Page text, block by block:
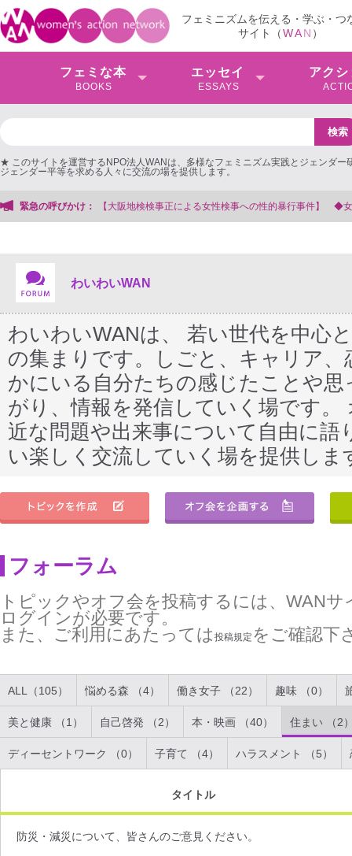
フェミニズムを伝える・学ぶ・つ
サイト（WAN ）
フェミな本
BOOKS
エッセイ
ESSAYS
アクシ
★ このサイトを運営するNPO法人WANは、多様なフェミニズム実践とジェンダー
ジェンダー平等を求める人々に交流の場を提供します。
緊急の呼びかけ：
】 ◆女性検事を支援する会事務局
わいわいWAN
わいわいWANは、 若い世代を中心
の集まりです。しごと、キャリア
かにいる自分たちの感じたことや
がり、情報を発信していく場です
近な問題や出来事について自由に
い楽しく交流していく場を提供しま
フォーラム
トピックやオフ会を投稿するには、WAN
ログインが必要です。
また、ご利用にあたっては 投稿規定 をご確認下
ALL（105） 悩める森 （4） 働き女子 （22） 趣味 （0）
美と健康 （1） 自己啓発 （2） 本・映画 （40） 住まい （2
ディーセントワーク （0） 子育て （4） ハラスメント （5）
タイトル
防災・減災について、皆さんのご意見ください。